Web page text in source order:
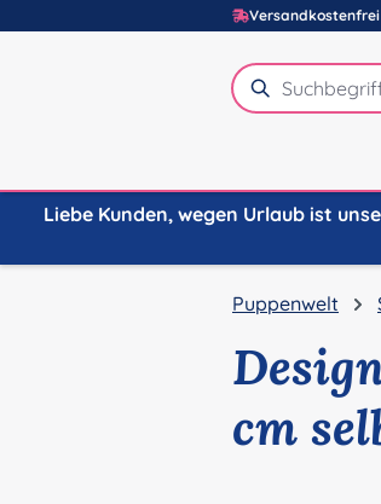
Hauptinhalt springen
Zur Suche springen
Zur Hauptnavigation springen
Versandkostenfrei
Liebe Kunden, wegen Urlaub ist
Puppenwelt
cm